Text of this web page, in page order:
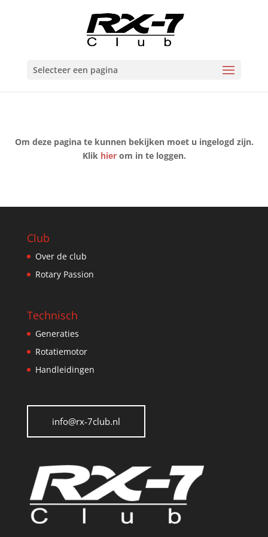
Selecteer een pagina
Om deze pagina te kunnen bekijken moet u ingelogd zijn.
Klik hierom in te loggen.
Club
Over de club
Rotary Passion
Technisch
Generaties
Rotatiemotor
Handleidingen
info@rx-7club.nl